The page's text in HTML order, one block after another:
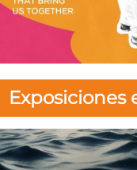
Exposiciones